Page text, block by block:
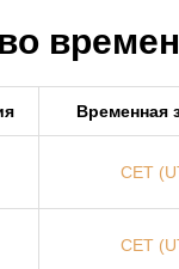
Временная
CET
CET